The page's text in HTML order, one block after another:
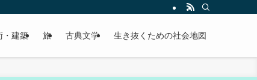
・建築 旅 古典文学 生き抜くための社会地図